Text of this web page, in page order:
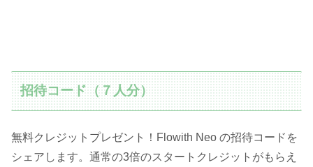
招待コード（７人分）
無料クレジットプレゼント！Flowith Neo の招待コードを
シェアします。通常の3倍のスタートクレジットがもらえ